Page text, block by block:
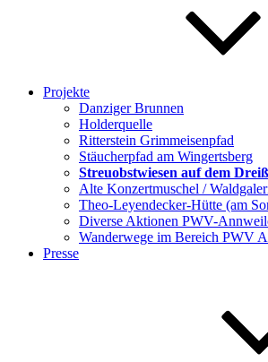
Projekte
Danziger Brunnen
Holderquelle
Ritterstein Grimmeisenpfad
Stäucherpfad am Wingertsberg
Streuobstwiesen auf dem
Alte Konzertmuschel /
Theo-Leyendecker-Hütte (am
Diverse Aktionen PWV-
Wanderwege im Bereich PWV
Presse